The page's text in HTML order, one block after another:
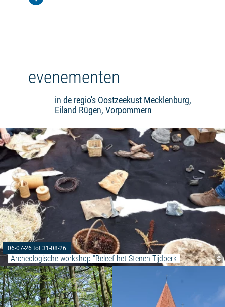
evenementen
in de regio's Oostzeekust Mecklenburg,
Eiland Rügen, Vorpommern
©
06-07-26 tot 31-08-26
Archeologische workshop "Beleef het Stenen Tijdperk